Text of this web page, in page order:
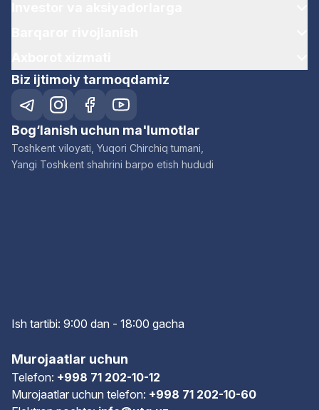
Biz ijtimoiy tarmoqdamiz
Bog‘lanish uchun ma'lumotlar
Toshkent viloyati, Yuqori Chirchiq tumani,
Yangi Toshkent shahrini barpo etish hududi
Ish tartibi: 9:00 dan - 18:00 gacha
Murojaatlar uchun
Telefon: +998 71 202-10-12
Murojaatlar uchun telefon: +998 71 202-10-60